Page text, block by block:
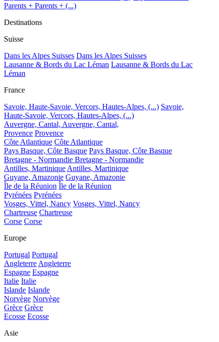
Parents + Parents + (...)
Destinations
Suisse
Dans les Alpes Suisses Dans les Alpes Suisses
Lausanne & Bords du Lac Léman Lausanne & Bords du Lac
Léman
France
Savoie, Haute-Savoie, Vercors, Hautes-Alpes, (...) Savoie,
Haute-Savoie, Vercors, Hautes-Alpes, (...)
Auvergne, Cantal, Auvergne, Cantal,
Provence Provence
Côte Atlantique Côte Atlantique
Pays Basque, Côte Basque Pays Basque, Côte Basque
Bretagne - Normandie Bretagne - Normandie
Antilles, MartiniqueAntilles, Martinique
Guyane, Amazonie Guyane, Amazonie
Île de la Réunion Île de la Réunion
Pyrénées Pyrénées
Vosges, Vittel, Nancy Vosges, Vittel, Nancy
Chartreuse Chartreuse
Corse Corse
Europe
Portugal Portugal
AngleterreAngleterre
Espagne Espagne
Italie Italie
Islande Islande
Norvège Norvège
Grèce Grèce
Ecosse Ecosse
Asie